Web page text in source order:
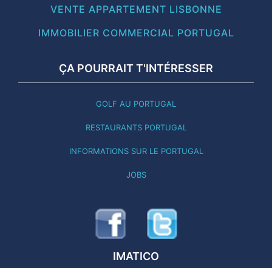
VENTE APPARTEMENT LISBONNE
IMMOBILIER COMMERCIAL PORTUGAL
ÇA POURRAIT T'INTÉRESSER
GOLF AU PORTUGAL
RESTAURANTS PORTUGAL
INFORMATIONS SUR LE PORTUGAL
JOBS
IMATICO